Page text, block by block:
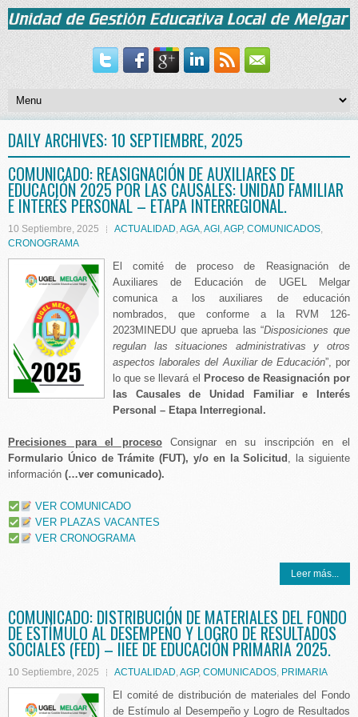
DAILY ARCHIVES: 10 SEPTIEMBRE, 2025
COMUNICADO: REASIGNACIÓN DE AUXILIARES DE
EDUCACIÓN 2025 POR LAS CAUSALES: UNIDAD FAMILIAR
E INTERÉS PERSONAL – ETAPA INTERREGIONAL.
10 Septiembre, 2025 ACTUALIDAD,AGA,AGI ,AGP, COMUNICADOS,
CRONOGRAMA
El comité de proceso de Reasignación de
Auxiliares de Educación de UGEL Melgar
comunica a los auxiliares de educación
nombrados, que conforme a la RVM 126-
2023MINEDU que aprueba las “Disposiciones que
regulan las situaciones administrativas y otros
aspectos laborales del Auxiliar de Educación”, por
lo que se llevará el Proceso de Reasignación por
las Causales de Unidad Familiar e Interés
Personal – Etapa Interregional.
Precisiones para el procesoConsignar en su inscripción en el
Formulario Único de Trámite (FUT), y/o en la Solicitud , la siguiente
información (…ver comunicado).
VER COMUNICADO
VER PLAZAS VACANTES
VER CRONOGRAMA
Leer más...
COMUNICADO: DISTRIBUCIÓN DE MATERIALES DEL FONDO
DE ESTÍMULO AL DESEMPEÑO Y LOGRO DE RESULTADOS
SOCIALES (FED) – IIEE DE EDUCACIÓN PRIMARIA 2025.
10 Septiembre, 2025 ACTUALIDAD,AGP, COMUNICADOS, PRIMARIA
El comité de distribución de materiales del Fondo
de Estímulo al Desempeño y Logro de Resultados